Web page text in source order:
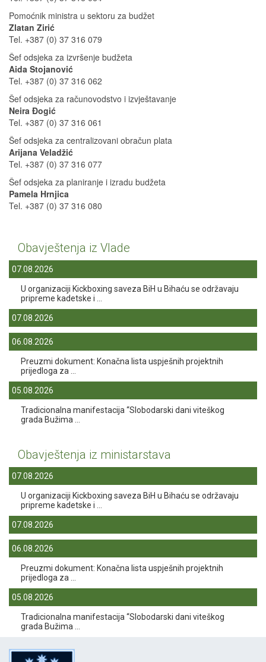
Pomoćnik ministra u sektoru za budžet
Zlatan Zirić
Tel. +387 (0) 37 316 079
Šef odsjeka za izvršenje budžeta
Aida Stojanović
Tel. +387 (0) 37 316 062
Šef odsjeka za računovodstvo i izvještavanje
Neira Đogić
Tel. +387 (0) 37 316 061
Šef odsjeka za centralizovani obračun plata
Arijana Veladžić
Tel. +387 (0) 37 316 077
Šef odsjeka za planiranje i izradu budžeta
Pamela Hrnjica
Tel. +387 (0) 37 316 080
Obavještenja iz Vlade
07.08.2026
U organizaciji Kickboxing saveza BiH u Bihaću se održavaju
pripreme kadetske i ...
07.08.2026
06.08.2026
Preuzmi dokument: Konačna lista uspješnih projektnih
prijedloga za ...
05.08.2026
Tradicionalna manifestacija “Slobodarski dani viteškog
grada Bužima ...
Obavještenja iz ministarstava
07.08.2026
U organizaciji Kickboxing saveza BiH u Bihaću se održavaju
pripreme kadetske i ...
07.08.2026
06.08.2026
Preuzmi dokument: Konačna lista uspješnih projektnih
prijedloga za ...
05.08.2026
Tradicionalna manifestacija “Slobodarski dani viteškog
grada Bužima ...